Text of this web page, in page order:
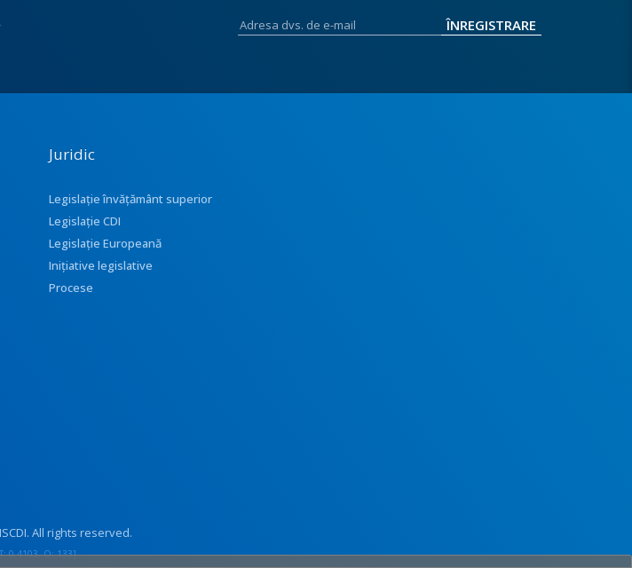
Juridic
Legislație învățământ superior
Legislație CDI
Legislație Europeană
Inițiative legislative
Procese
All rights reserved.
0.4103, O: 133]